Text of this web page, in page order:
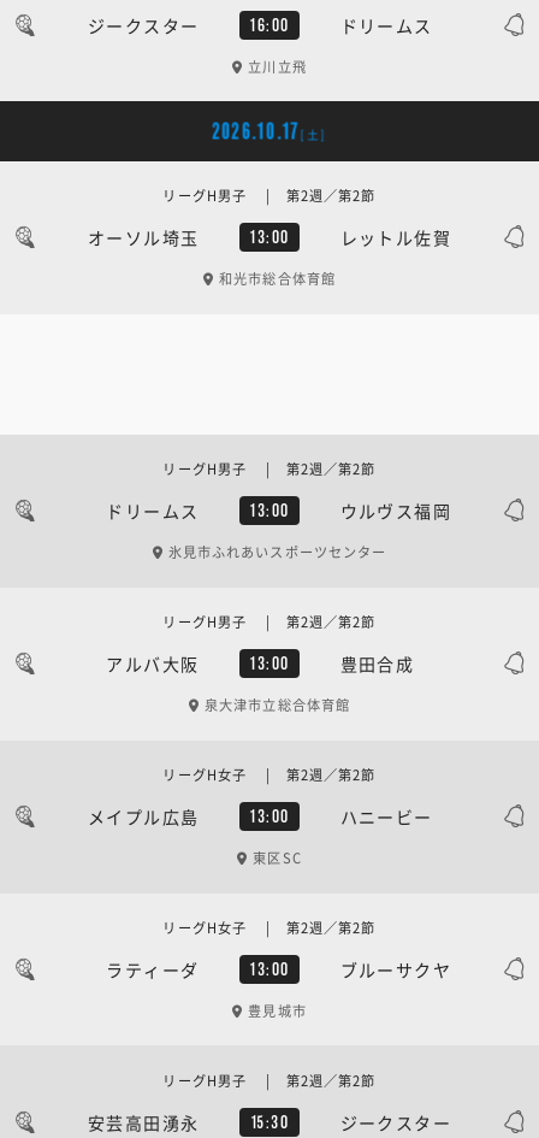
ジークスター 16:00 ドリームス
立川立飛
2026.10.17[土]
オーソル埼玉 13:00 レットル佐賀
リーグH男子 | 第2週／第2節
和光市総合体育館
ドリームス 13:00 ウルヴス福岡
リーグH男子 | 第2週／第2節
氷見市ふれあいスポーツセンター
アルバ大阪 13:00 豊田合成
リーグH男子 | 第2週／第2節
泉大津市立総合体育館
メイプル広島 13:00 ハニービー
リーグH女子 | 第2週／第2節
東区SC
ラティーダ 13:00 ブルーサクヤ
リーグH女子 | 第2週／第2節
豊見城市
安芸高田湧永 15:30 ジークスター
リーグH男子 | 第2週／第2節